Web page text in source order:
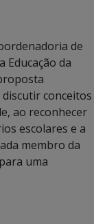
de
Educação da
conceitos
ao reconhecer
escolares e a
membro da
uma